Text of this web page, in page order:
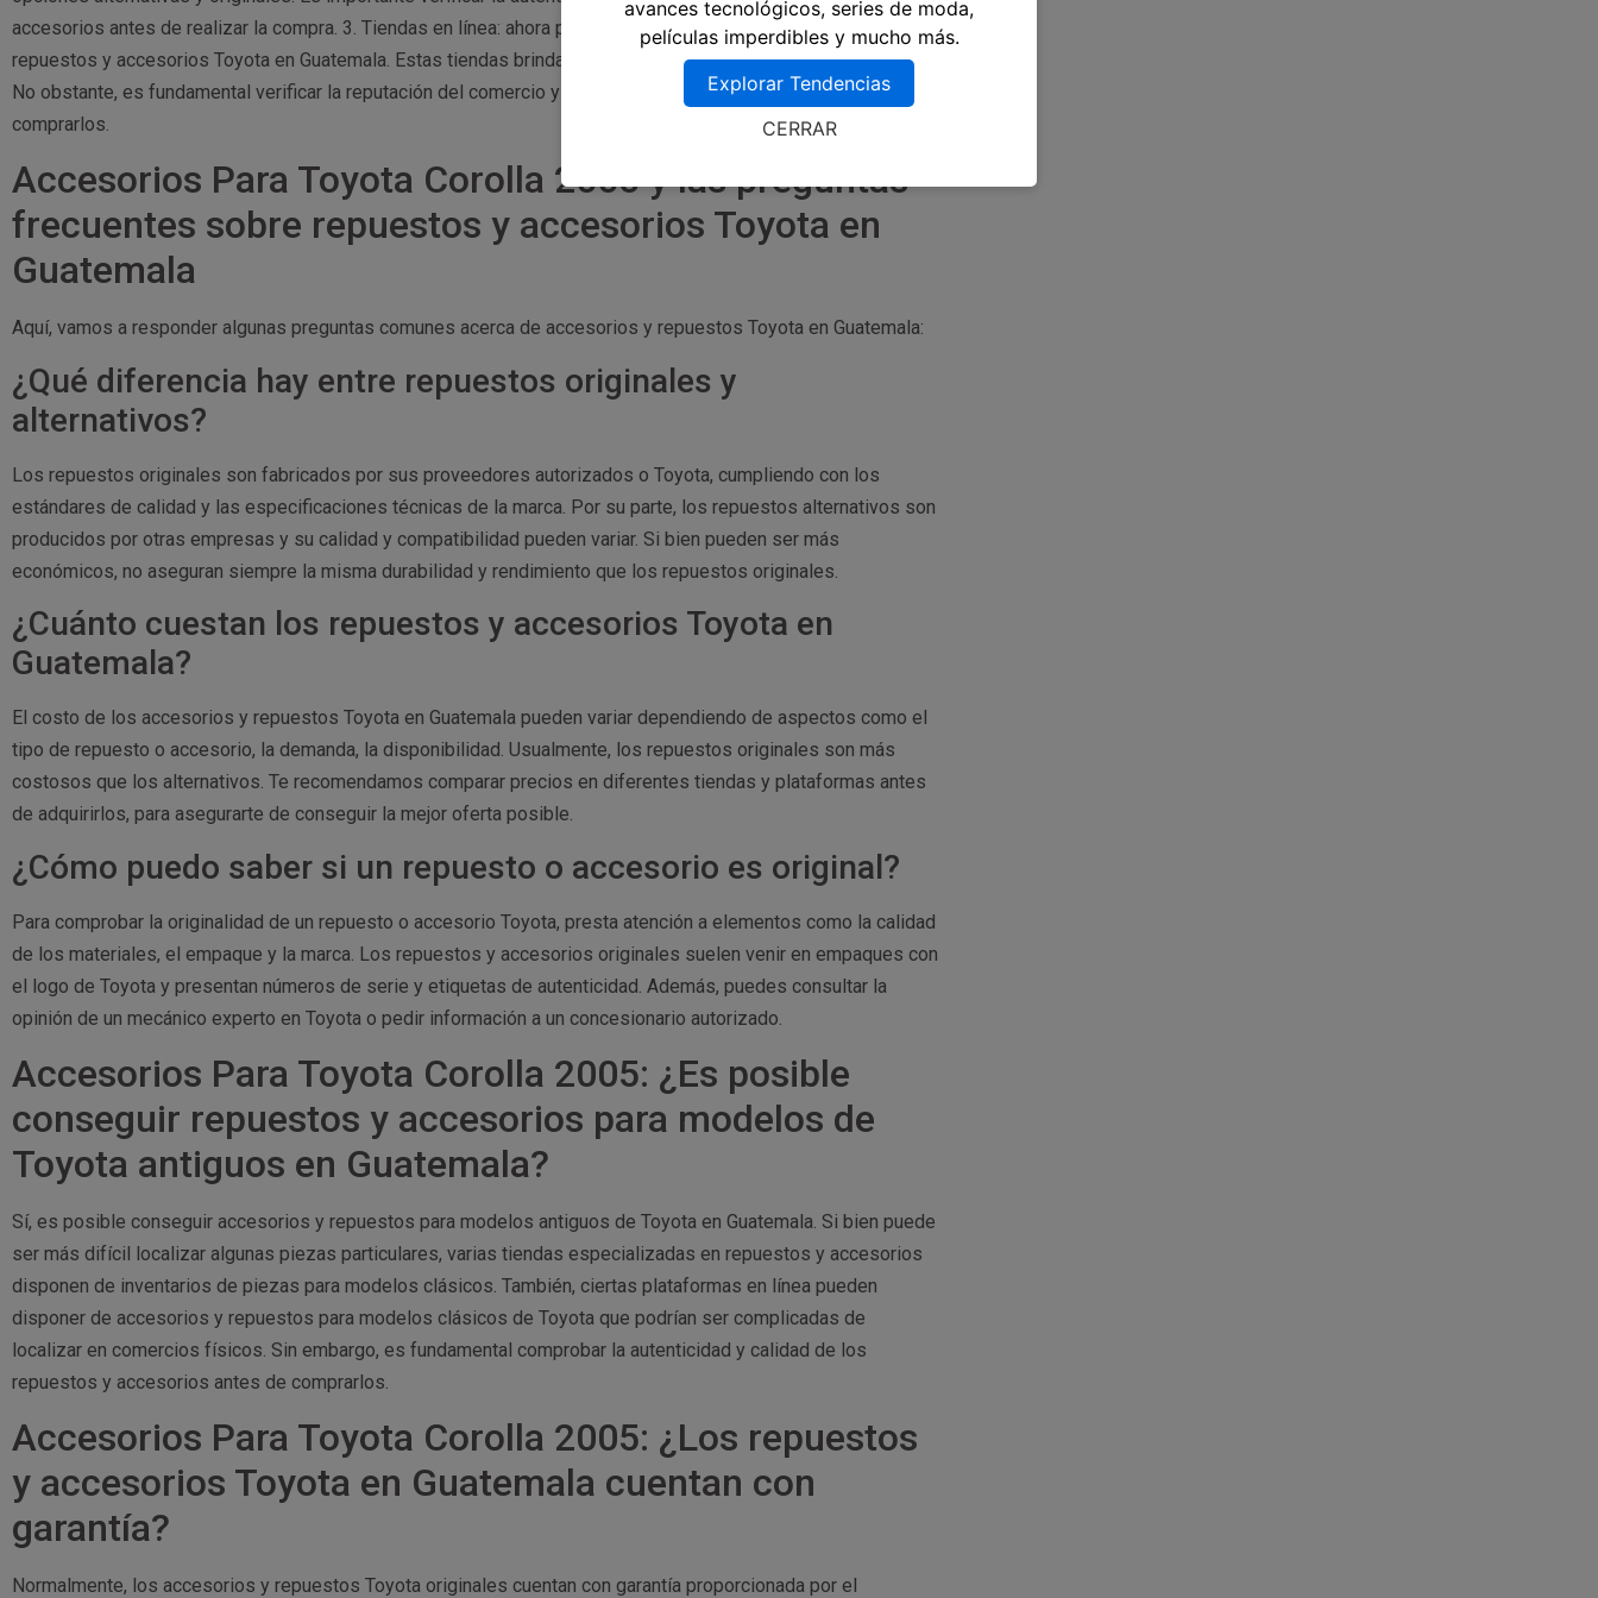
accesorios antes de realizar la compra. 3. Tiendas en línea: ahora puedes encontrar tiendas en línea que brindan
repuestos y accesorios Toyota en Guatemala. Estas tiendas brindan envío a domicilio y precios competitivos.
No obstante, es fundamental verificar la reputación del comercio y la calidad de los productos antes de
comprarlos.
Accesorios Para Toyota Corolla 2005 y las preguntas
frecuentes sobre repuestos y accesorios Toyota en
Guatemala
Aquí, vamos a responder algunas preguntas comunes acerca de accesorios y repuestos Toyota en Guatemala:
¿Qué diferencia hay entre repuestos originales y
alternativos?
Los repuestos originales son fabricados por sus proveedores autorizados o Toyota, cumpliendo con los
estándares de calidad y las especificaciones técnicas de la marca. Por su parte, los repuestos alternativos son
producidos por otras empresas y su calidad y compatibilidad pueden variar. Si bien pueden ser más
económicos, no aseguran siempre la misma durabilidad y rendimiento que los repuestos originales.
¿Cuánto cuestan los repuestos y accesorios Toyota en
Guatemala?
El costo de los accesorios y repuestos Toyota en Guatemala pueden variar dependiendo de aspectos como el
tipo de repuesto o accesorio, la demanda, la disponibilidad. Usualmente, los repuestos originales son más
costosos que los alternativos. Te recomendamos comparar precios en diferentes tiendas y plataformas antes
de adquirirlos, para asegurarte de conseguir la mejor oferta posible.
¿Cómo puedo saber si un repuesto o accesorio es original?
Para comprobar la originalidad de un repuesto o accesorio Toyota, presta atención a elementos como la calidad
de los materiales, el empaque y la marca. Los repuestos y accesorios originales suelen venir en empaques con
el logo de Toyota y presentan números de serie y etiquetas de autenticidad. Además, puedes consultar la
opinión de un mecánico experto en Toyota o pedir información a un concesionario autorizado.
Accesorios Para Toyota Corolla 2005: ¿Es posible
conseguir repuestos y accesorios para modelos de
Toyota antiguos en Guatemala?
Sí, es posible conseguir accesorios y repuestos para modelos antiguos de Toyota en Guatemala. Si bien puede
ser más difícil localizar algunas piezas particulares, varias tiendas especializadas en repuestos y accesorios
disponen de inventarios de piezas para modelos clásicos. También, ciertas plataformas en línea pueden
disponer de accesorios y repuestos para modelos clásicos de Toyota que podrían ser complicadas de
localizar en comercios físicos. Sin embargo, es fundamental comprobar la autenticidad y calidad de los
repuestos y accesorios antes de comprarlos.
Accesorios Para Toyota Corolla 2005: ¿Los repuestos
y accesorios Toyota en Guatemala cuentan con
garantía?
Normalmente, los accesorios y repuestos Toyota originales cuentan con garantía proporcionada por el
avances tecnológicos, series de moda,
películas imperdibles y mucho más.
Explorar Tendencias
CERRAR